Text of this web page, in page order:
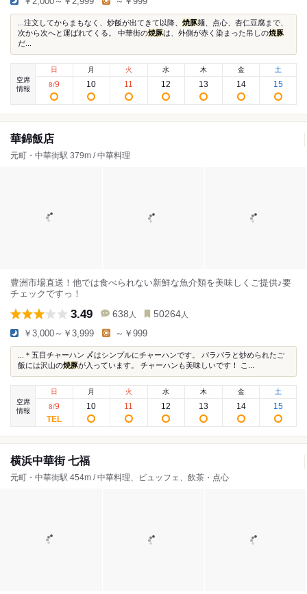
...注文してからまもなく、炒飯が出てきて以降、 焼豚麺、点心、杏仁豆腐まで、
次から次へと運ばれてくる。 中華街の焼豚は、外側が赤く染まった吊しの焼豚
だ...
空席
情報
日
8/9
月
10
火
11
水
12
木
13
金
14
土
15
華錦飯店
元町・中華街駅 379m / 中華料理
豊洲市場直送！他では食べられない新鮮な魚介類を美味しくご提供♪要
チェックですっ！
3.49 638 人 50264 人
￥3,000～￥3,999 ～￥999
...＊五目チャーハン 〆はシンプルにチャーハンです。 パラパラと炒められたご
飯には沢山の焼豚が入っています。 チャーハンも美味しいです！ こ...
空席
情報
日
8/9
月
10
火
11
水
12
木
13
金
14
土
15
横浜中華街 七福
元町・中華街駅 454m / 中華料理、ビュッフェ、飲茶・点心